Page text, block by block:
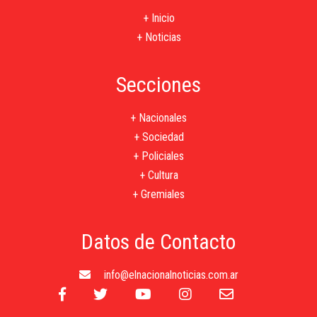
+ Inicio
+ Noticias
Secciones
+ Nacionales
+ Sociedad
+ Policiales
+ Cultura
+ Gremiales
Datos de Contacto
info@elnacionalnoticias.com.ar